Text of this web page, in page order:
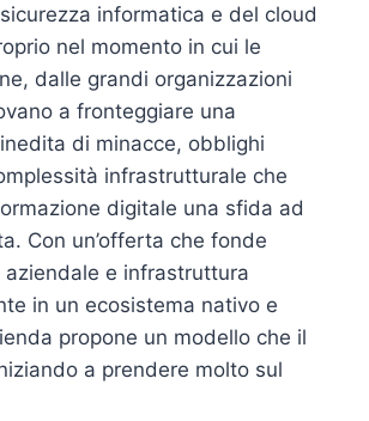
informatica e del cloud
nel momento in cui le
dalle grandi organizzazioni
a fronteggiare una
di minacce, obblighi
infrastrutturale che
digitale una sfida ad
Con un’offerta che fonde
e infrastruttura
in un ecosistema nativo e
propone un modello che il
a prendere molto sul